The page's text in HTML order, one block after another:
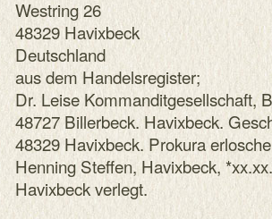
Westring 26
48329 Havixbeck
Deutschland
aus dem Handelsregister;
Dr. Leise Kommanditgesellschaft,
48727 Billerbeck. Havixbeck.
48329 Havixbeck. Prokura
Henning Steffen, Havixbeck,
Havixbeck verlegt.